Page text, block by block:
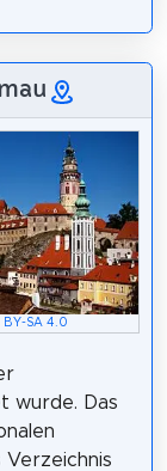
BY-SA 4.0
wurde. Das
Verzeichnis